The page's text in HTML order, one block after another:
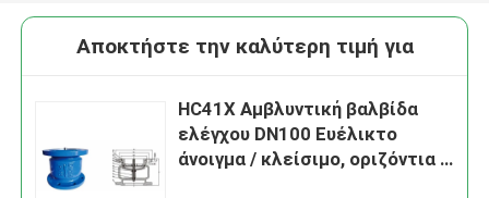
Αποκτήστε την καλύτερη τιμή για
HC41X Αμβλυντική βαλβίδα
ελέγχου DN100 Ευέλικτο
άνοιγμα / κλείσιμο, οριζόντια /